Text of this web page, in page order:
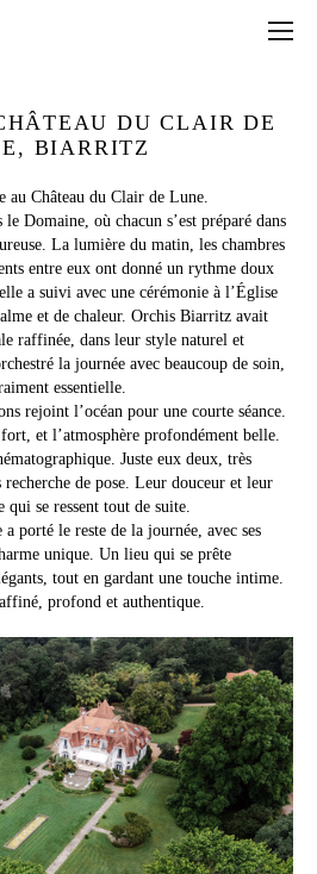
DU CLAIR DE
BIARRITZ
au Château du Clair de Lune.
Domaine, où chacun s’est préparé dans
La lumière du matin, les chambres
entre eux ont donné un rythme doux
a suivi avec une cérémonie à l’Église
et de chaleur. Orchis Biarritz avait
raffinée, dans leur style naturel et
la journée avec beaucoup de soin,
essentielle.
rejoint l’océan pour une courte séance.
et l’atmosphère profondément belle.
Juste eux deux, très
de pose. Leur douceur et leur
se ressent tout de suite.
porté le reste de la journée, avec ses
unique. Un lieu qui se prête
tout en gardant une touche intime.
profond et authentique.